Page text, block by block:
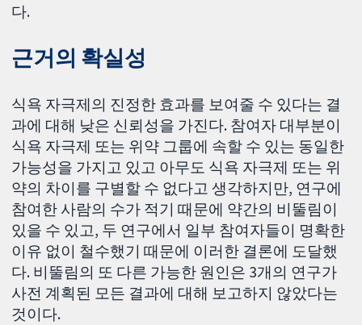
다.
근거의 확실성
식욕 자극제의 진정한 효과를 보여줄 수 있다는 결
과에 대해 낮은 신뢰성을 가진다. 참여자 대부분이
식욕 자극제 또는 위약 그룹에 속할 수 있는 동일한
가능성을 가지고 있고 아무도 식욕 자극제 또는 위
약의 차이를 구별할 수 없다고 생각하지만, 연구에
참여한 사람의 수가 적기 때문에 약간의 비뚤림이
있을 수 있고, 두 연구에서 일부 참여자들이 명확한
이유 없이 철수했기 때문에 이러한 결론에 도달했
다. 비뚤림의 또 다른 가능한 원인은 3개의 연구가
사전 계획된 모든 결과에 대해 보고하지 않았다는
것이다.